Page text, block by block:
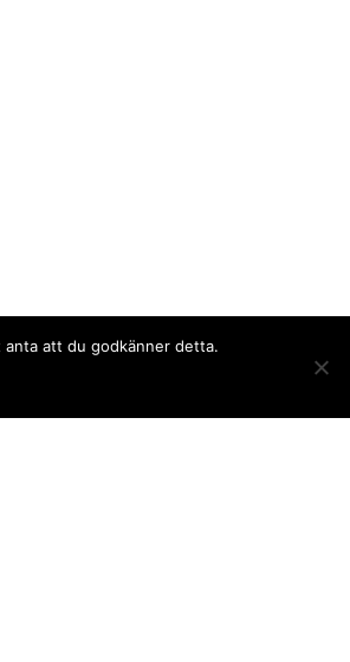
att du godkänner detta.